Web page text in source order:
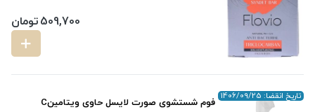
509,700تومان
تاریخ انقضا: 1406/09/25
فوم شستشوی صورت لایسل حاوی ویتامینC